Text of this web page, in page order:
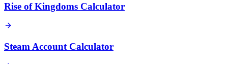
Rise of Kingdoms Calculator
Steam Account Calculator